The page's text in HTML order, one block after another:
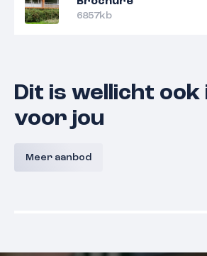
6857kb
Dit is wellicht ook
voor jou
Meer aanbod